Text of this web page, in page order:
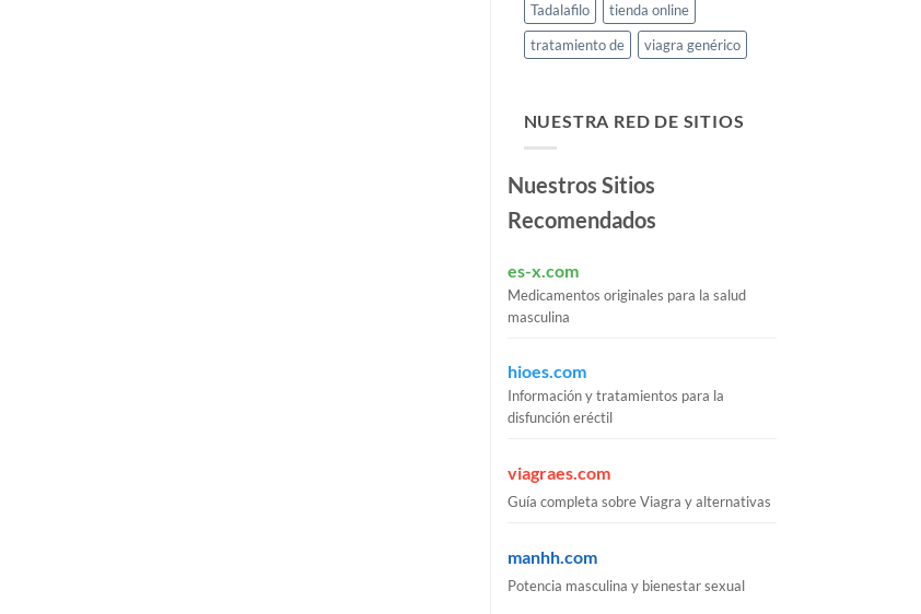
Tadalafilo
tienda online
tratamiento de
viagra genérico
NUESTRA RED DE SITIOS
Nuestros Sitios
Recomendados
es-x.com
Medicamentos originales para la salud
masculina
hioes.com
Información y tratamientos para la
disfunción eréctil
viagraes.com
Guía completa sobre Viagra y alternativas
manhh.com
Potencia masculina y bienestar sexual